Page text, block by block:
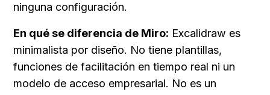
ninguna configuración.
En qué se diferencia de Miro: Excalidraw es
minimalista por diseño. No tiene plantillas,
funciones de facilitación en tiempo real ni un
modelo de acceso empresarial. No es un